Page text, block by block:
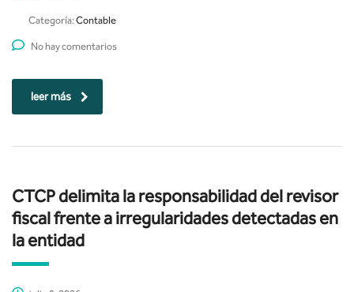
Categoría: Contable
No hay comentarios
leer más
CTCP delimita la responsabilidad del revisor
fiscal frente a irregularidades detectadas en
la entidad